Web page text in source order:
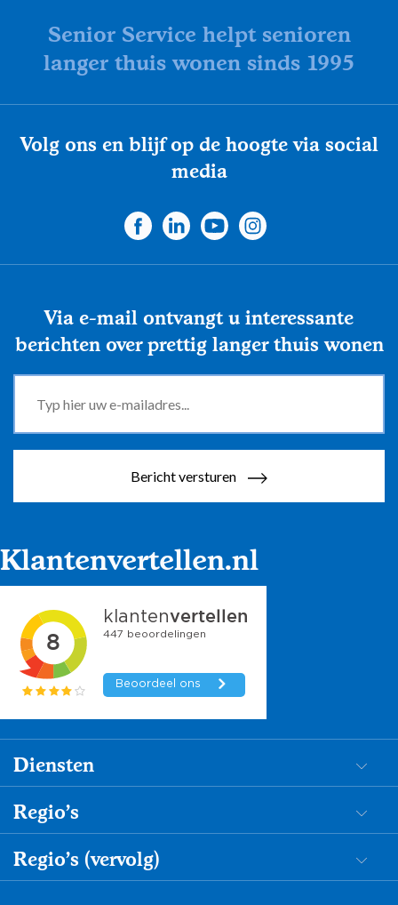
Senior Service helpt senioren
langer thuis wonen sinds 1995
Volg ons en blijf op de hoogte via social
media
Via e-mail ontvangt u interessante
berichten over prettig langer thuis wonen
Bericht versturen
Klantenvertellen.nl
Diensten
Dementiezorg
Begeleiding
Persoonlijke verzorging
Regio's
Mantelzorg in de Achterhoek
Mantelzorg in Amersfoort
Regio's (vervolg)